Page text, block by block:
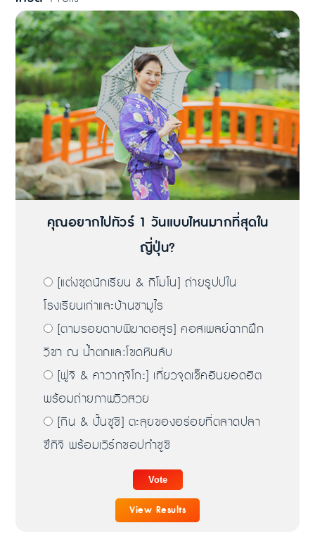
คุณอยากไปทัวร์ 1 วันแบบไหนมากที่สุดใน
ญี่ปุ่น?
[แต่งชุดนักเรียน & กิโมโน] ถ่ายรูปปใน
โรงเรียนเก่าและบ้านซามูไร
[ตามรอยดาบพิฆาตอสูร] คอสเพลย์ฉากฝึก
วิชา ณ น้ำตกและโขดหินลับ
[ฟูจิ & คาวากุจิโกะ] เที่ยวจุดเช็คอินยอดฮิต
พร้อมถ่ายภาพวิวสวย
[กิน & ปั้นซูชิ] ตะลุยของอร่อยที่ตลาดปลา
ซึกิจิ พร้อมเวิร์กชอปทำซูชิ
View Results